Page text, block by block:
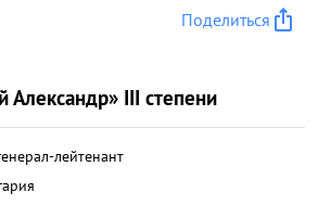
Поделиться
Александр» III степени
лейтенант